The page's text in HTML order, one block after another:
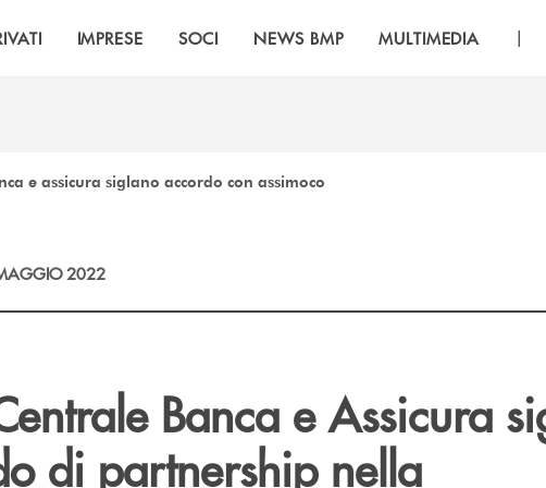
IMPRESE SOCI NEWS BMP MULTIMEDIA |
e assicura siglano accordo con assimoco
2022
Banca e Assicura
di partnership nella